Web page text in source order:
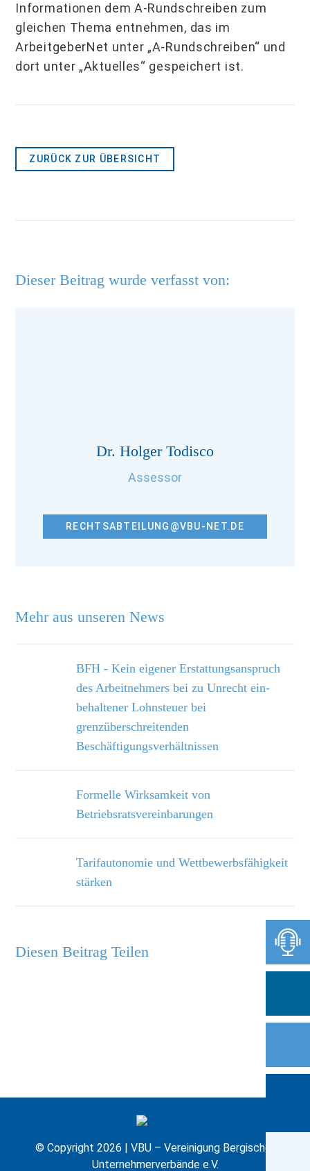
Informationen dem A-Rundschreiben zum
gleichen Thema entnehmen, das im
ArbeitgeberNet unter „A-Rundschreiben“ und
dort unter „Aktuelles“ gespeichert ist.
ZURÜCK ZUR ÜBERSICHT
Mehr aus unseren News
BFH - Kein eigener Erstattungsanspruch
des Arbeitnehmers bei zu Unrecht ein­
behaltener Lohnsteuer bei
grenzüberschreitenden
Beschäftigungsverhältnissen
Formelle Wirksamkeit von
Betriebsratsvereinbarungen
Tarifautonomie und Wettbewerbsfähigkeit
stärken
Dieser Beitrag wurde verfasst von:
Dr. Holger Todisco
Assessor
RECHTSABTEILUNG@VBU-NET.DE
Diesen Beitrag Teilen
© Copyright 2026 | VBU – Vereinigung Bergischer
Unternehmerverbände e.V.